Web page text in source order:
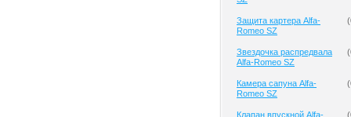
Защита картера Alfa-
Romeo SZ
(
Звездочка распредвала
Alfa-Romeo SZ
(
Камера сапуна Alfa-
Romeo SZ
(
Клапан впускной Alfa-
(